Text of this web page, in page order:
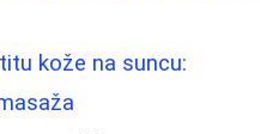
kože na suncu: